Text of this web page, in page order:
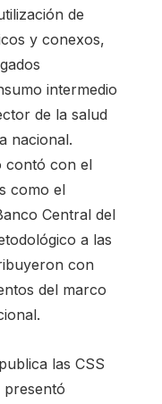
de
y conexos,
intermedio
de la salud
nacional.
contó con el
como el
Central del
a las
con
del marco
las CSS
presentó